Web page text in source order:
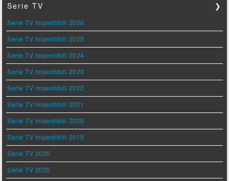
Serie TV ❯
Serie TV imperdibili 2026
Serie TV imperdibili 2025
Serie TV imperdibili 2024
Serie TV imperdibili 2023
Serie TV imperdibili 2022
Serie TV imperdibili 2021
Serie TV imperdibili 2020
Serie TV imperdibili 2019
Serie TV 2026
Serie TV 2025